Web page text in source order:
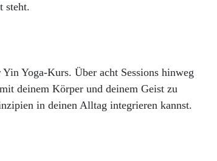
steht.
Yoga-Kurs. Über acht Sessions hinweg
deinem Körper und deinem Geist zu
in deinen Alltag integrieren kannst.